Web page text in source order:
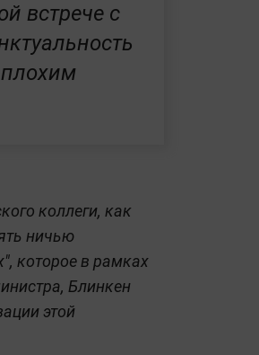
встрече с
коллеги, как
ничью
которое в рамках
Блинкен
этой